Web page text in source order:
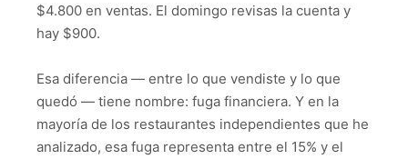
$4.800 en ventas. El domingo revisas la cuenta y
hay $900.
Esa diferencia — entre lo que vendiste y lo que
quedó — tiene nombre: fuga financiera. Y en la
mayoría de los restaurantes independientes que he
analizado, esa fuga representa entre el 15% y el